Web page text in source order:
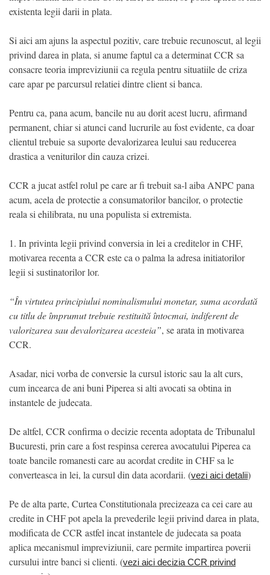
existenta legii darii in plata.
Si aici am ajuns la aspectul pozitiv, care trebuie recunoscut, al legii
privind darea in plata, si anume faptul ca a determinat CCR sa
consacre teoria impreviziunii ca regula pentru situatiile de criza
care apar pe parcursul relatiei dintre client si banca.
Pentru ca, pana acum, bancile nu au dorit acest lucru, afirmand
permanent, chiar si atunci cand lucrurile au fost evidente, ca doar
clientul trebuie sa suporte devalorizarea leului sau reducerea
drastica a veniturilor din cauza crizei.
CCR a jucat astfel rolul pe care ar fi trebuit sa-l aiba ANPC pana
acum, acela de protectie a consumatorilor bancilor, o protectie
reala si ehilibrata, nu una populista si extremista.
1. In privinta legii privind conversia in lei a creditelor in CHF,
motivarea recenta a CCR este ca o palma la adresa initiatorilor
legii si sustinatorilor lor.
“În virtutea principiului nominalismului monetar, suma acordată
cu titlu de împrumut trebuie restituită întocmai, indiferent de
valorizarea sau devalorizarea acesteia”, se arata in motivarea
CCR.
Asadar, nici vorba de conversie la cursul istoric sau la alt curs,
cum incearca de ani buni Piperea si alti avocati sa obtina in
instantele de judecata.
De altfel, CCR confirma o decizie recenta adoptata de Tribunalul
Bucuresti, prin care a fost respinsa cererea avocatului Piperea ca
toate bancile romanesti care au acordat credite in CHF sa le
converteasca in lei, la cursul din data acordarii. (vezi aici detalii)
Pe de alta parte, Curtea Constitutionala precizeaza ca cei care au
credite in CHF pot apela la prevederile legii privind darea in plata,
modificata de CCR astfel incat instantele de judecata sa poata
aplica mecanismul impreviziunii, care permite impartirea poverii
cursului intre banci si clienti. (vezi aici decizia CCR privind